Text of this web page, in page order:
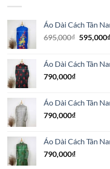
Áo Dài Cách Tân
695,000₫ Giá
695,000₫.
595,000
Áo Dài Cách Tân
790,000₫
Áo Dài Cách Tân
790,000₫
Áo Dài Cách Tân
790,000₫